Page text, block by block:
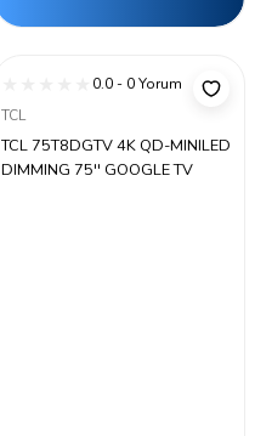
0.0 - 0 Yorum
TCL
TCL 75T8DGTV 4K QD-MINILED
DIMMING 75'' GOOGLE TV